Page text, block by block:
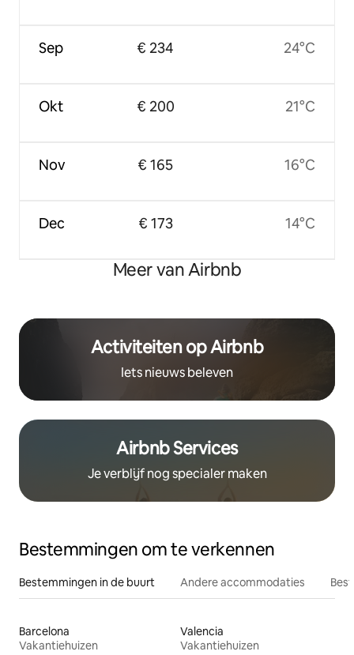
Sep
Okt
Nov
Dec
€ 234
€ 200
€ 165
€ 173
24°C
21°C
16°C
14°C
Meer van Airbnb
Activiteiten op Airbnb
Iets nieuws beleven
Airbnb Services
Je verblijf nog specialer maken
Bestemmingen om te verkennen
Bestemmingen in de buurt Andere accommodaties
Barcelona
Vakantiehuizen
Valencia
Vakantiehuizen